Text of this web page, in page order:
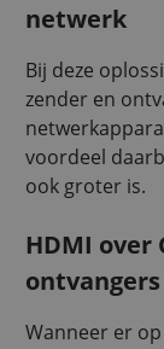
netwerk
Bij deze
zender en
voordeel
ook groter is.
HDMI over
ontvangers
Wanneer er